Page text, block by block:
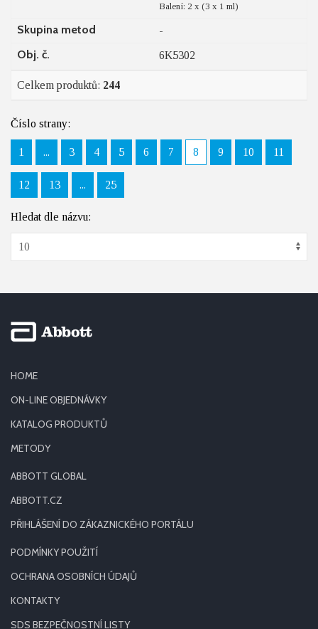
Balení: 2 x (3 x 1 ml)
Skupina metod -
Obj. č. 6K5302
Celkem produktů: 244
Číslo strany:
1 ... 3 4 5 6 7 8 9 10 11
12 13 ... 25
Hledat dle názvu:
HOME
ON-LINE OBJEDNÁVKY
KATALOG PRODUKTŮ
METODY
ABBOTT GLOBAL
ABBOTT.CZ
PŘIHLÁŠENÍ DO ZÁKAZNICKÉHO PORTÁLU
PODMÍNKY POUŽITÍ
OCHRANA OSOBNÍCH ÚDAJŮ
KONTAKTY
SDS BEZPEČNOSTNÍ LISTY